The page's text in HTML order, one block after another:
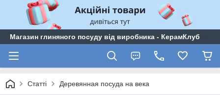
Магазин глиняного посуду від виробника - КерамКлуб
Статті Деревянная посуда на века